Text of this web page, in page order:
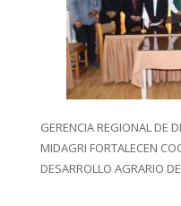
GERENCIA REGIONAL DE
MIDAGRI FORTALECEN
DESARROLLO AGRARIO